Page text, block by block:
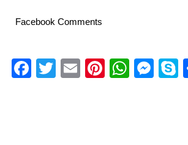
Facebook Comments
Facebook
Twitter
EmailPinterest